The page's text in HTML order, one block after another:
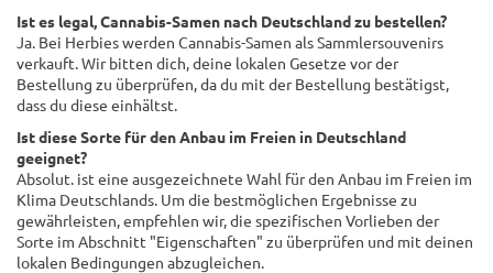
Ist es legal, Cannabis-Samen nach Deutschland zu bestellen?
Ja. Bei Herbies werden Cannabis-Samen als Sammlersouvenirs
verkauft. Wir bitten dich, deine lokalen Gesetze vor der
Bestellung zu überprüfen, da du mit der Bestellung bestätigst,
dass du diese einhältst.
Ist diese Sorte für den Anbau im Freien in Deutschland
geeignet?
Absolut. ist eine ausgezeichnete Wahl für den Anbau im Freien im
Klima Deutschlands. Um die bestmöglichen Ergebnisse zu
gewährleisten, empfehlen wir, die spezifischen Vorlieben der
Sorte im Abschnitt "Eigenschaften" zu überprüfen und mit deinen
lokalen Bedingungen abzugleichen.